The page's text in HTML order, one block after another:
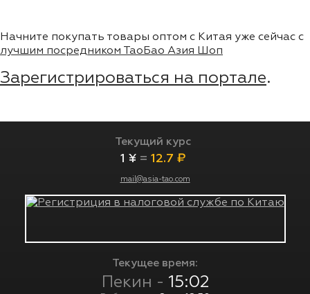
Начните покупать товары оптом с Китая уже сейчас с
лучшим посредником ТаоБао Азия Шоп
Зарегистрироваться на портале.
Текущий курс
1 ¥ = 12.7 ₽
mail@asia-tao.com
Текущее время:
Пекин - 15:02